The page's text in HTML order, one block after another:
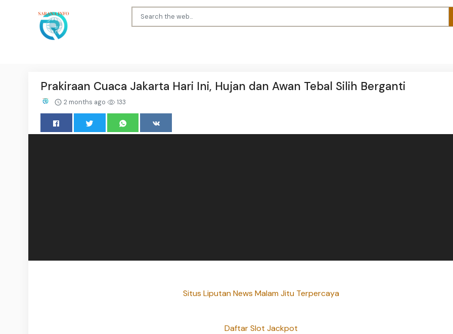
Prakiraan Cuaca Jakarta Hari Ini, Hujan dan Awan Tebal Silih Berganti
2 months ago 133
Situs Liputan News Malam Jitu Terpercaya
Daftar Slot Jackpot